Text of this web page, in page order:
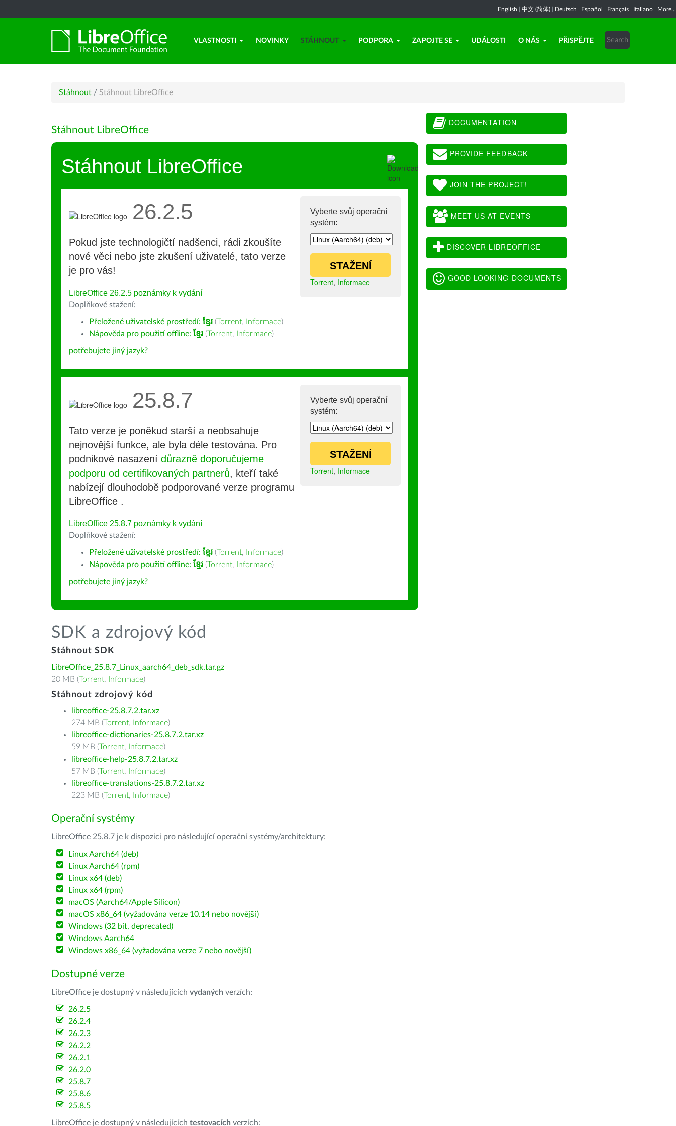
English 中文 (简体) Deutsch Español Français Italiano More...
VLASTNOSTI NOVINKY STÁHNOUT PODPORA ZAPOJTE SE UDÁLOSTI O NÁS PŘISPĚJTE
Stáhnout / Stáhnout LibreOffice
Stáhnout LibreOffice
Stáhnout LibreOffice
Vyberte svůj operační
systém:
STAŽENÍ
Torrent, Informace
26.2.5
Pokud jste technologičtí nadšenci, rádi zkoušíte
nové věci nebo jste zkušení uživatelé, tato verze
je pro vás!
LibreOffice 26.2.5 poznámky k vydání
Doplňkové stažení:
Přeložené uživatelské prostředí: ខ្មែរ (Torrent, Informace)
Nápověda pro použití offline: ខ្មែរ (Torrent, Informace)
potřebujete jiný jazyk?
Vyberte svůj operační
systém:
STAŽENÍ
Torrent, Informace
25.8.7
Tato verze je poněkud starší a neobsahuje
nejnovější funkce, ale byla déle testována. Pro
podnikové nasazení důrazně doporučujeme
podporu od certifikovaných partnerů, kteří také
nabízejí dlouhodobě podporované verze programu
LibreOffice .
LibreOffice 25.8.7 poznámky k vydání
Doplňkové stažení:
Přeložené uživatelské prostředí: ខ្មែរ (Torrent, Informace)
Nápověda pro použití offline: ខ្មែរ (Torrent, Informace)
potřebujete jiný jazyk?
SDK a zdrojový kód
Stáhnout SDK
LibreOffice_25.8.7_Linux_aarch64_deb_sdk.tar.gz
20 MB (Torrent, Informace)
Stáhnout zdrojový kód
libreoffice-25.8.7.2.tar.xz
274 MB (Torrent, Informace)
libreoffice-dictionaries-25.8.7.2.tar.xz
59 MB (Torrent, Informace)
libreoffice-help-25.8.7.2.tar.xz
57 MB (Torrent, Informace)
libreoffice-translations-25.8.7.2.tar.xz
223 MB (Torrent, Informace)
Operační systémy
LibreOffice 25.8.7 je k dispozici pro následující operační systémy/architektury:
Linux Aarch64 (deb)
Linux Aarch64 (rpm)
Linux x64 (deb)
Linux x64 (rpm)
macOS (Aarch64/Apple Silicon)
macOS x86_64 (vyžadována verze 10.14 nebo novější)
Windows (32 bit, deprecated)
Windows Aarch64
Windows x86_64 (vyžadována verze 7 nebo novější)
Dostupné verze
LibreOffice je dostupný v následujících vydaných verzích:
26.2.5
26.2.4
26.2.3
26.2.2
26.2.1
26.2.0
25.8.7
25.8.6
25.8.5
LibreOffice je dostupný v následujících testovacích verzích:
DOCUMENTATION
PROVIDE FEEDBACK
JOIN THE PROJECT!
MEET US AT EVENTS
DISCOVER LIBREOFFICE
GOOD LOOKING DOCUMENTS